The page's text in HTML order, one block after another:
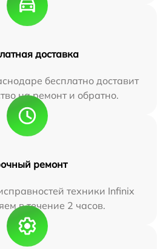
доставка
бесплатно доставит
на ремонт и обратно.
ремонт
техники Infinix
в течение 2 часов.